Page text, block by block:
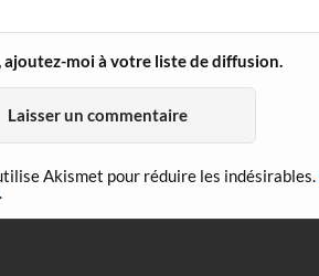
ajoutez-moi à votre liste de diffusion.
Akismet pour réduire les indésirables.
.